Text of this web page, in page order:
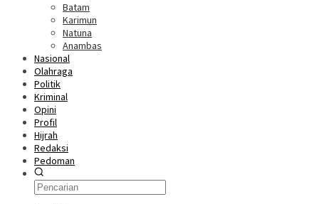
Batam
Karimun
Natuna
Anambas
Nasional
Olahraga
Politik
Kriminal
Opini
Profil
Hijrah
Redaksi
Pedoman